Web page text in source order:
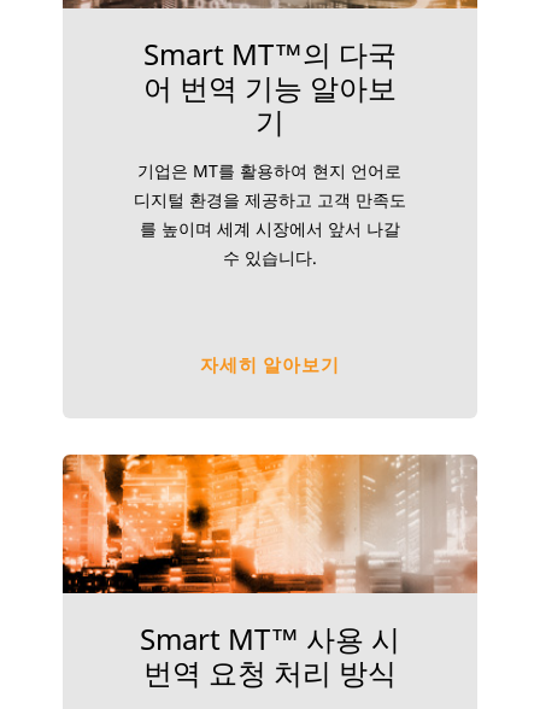
Smart MT™의 다국
어 번역 기능 알아보
기
기업은 MT를 활용하여 현지 언어로
디지털 환경을 제공하고 고객 만족도
를 높이며 세계 시장에서 앞서 나갈
수 있습니다.
자세히 알아보기
Smart MT™ 사용 시
번역 요청 처리 방식